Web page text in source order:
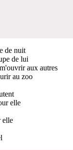
de nuit
de lui
aux autres
au zoo
elle
elle